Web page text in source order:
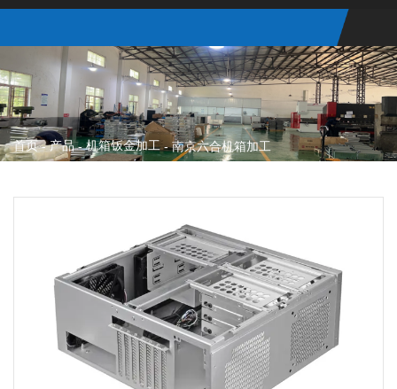
首页-产品 -机箱钣金加工 -南京六合机箱加工